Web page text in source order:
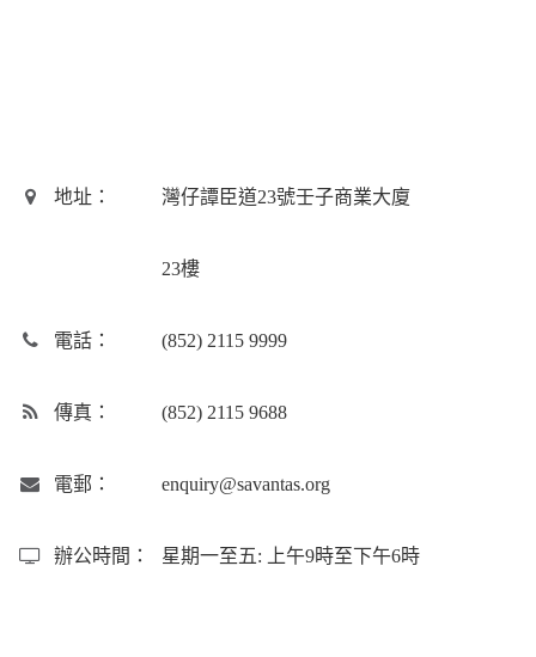
地址： 灣仔譚臣道23號壬子商業大廈
23樓
電話： (852) 2115 9999
傳真： (852) 2115 9688
電郵： enquiry@savantas.org
辦公時間： 星期一至五: 上午9時至下午6時